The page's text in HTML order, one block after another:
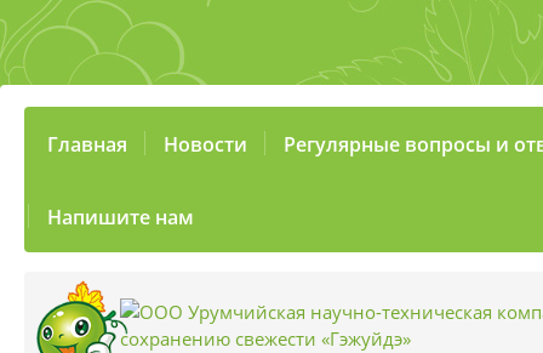
Главная Новости Регулярные вопросы и
Напишите нам